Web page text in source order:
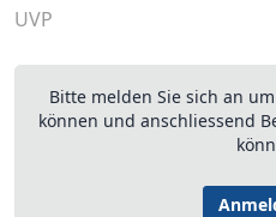
UVP
Bitte melden Sie sich an
können und anschliessend